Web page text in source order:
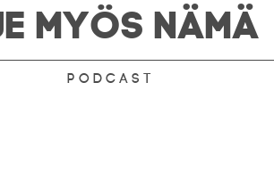
MYÖS NÄMÄ
Podcast